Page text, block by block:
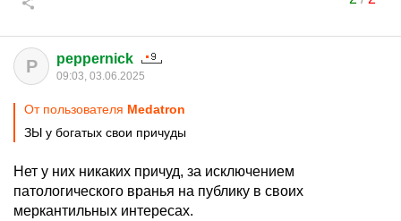
P peppernick
09:03, 03.06.2025
От пользователя Medatron
ЗЫ у богатых свои причуды
Нет у них никаких причуд, за исключением
патологического вранья на публику в своих
меркантильных интересах.